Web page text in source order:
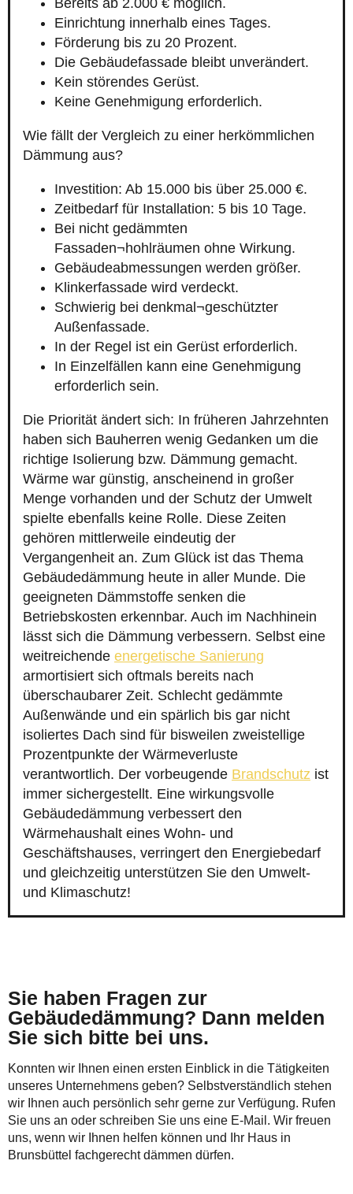
Bereits ab 2.000 € möglich.
Einrichtung innerhalb eines Tages.
Förderung bis zu 20 Prozent.
Die Gebäudefassade bleibt unverändert.
Kein störendes Gerüst.
Keine Genehmigung erforderlich.
Wie fällt der Vergleich zu einer herkömmlichen
Dämmung aus?
Investition: Ab 15.000 bis über 25.000 €.
Zeitbedarf für Installation: 5 bis 10 Tage.
Bei nicht gedämmten
Fassaden¬hohlräumen ohne Wirkung.
Gebäudeabmessungen werden größer.
Klinkerfassade wird verdeckt.
Schwierig bei denkmal¬geschützter
Außenfassade.
In der Regel ist ein Gerüst erforderlich.
In Einzelfällen kann eine Genehmigung
erforderlich sein.
Die Priorität ändert sich: In früheren Jahrzehnten
haben sich Bauherren wenig Gedanken um die
richtige Isolierung bzw. Dämmung gemacht.
Wärme war günstig, anscheinend in großer
Menge vorhanden und der Schutz der Umwelt
spielte ebenfalls keine Rolle. Diese Zeiten
gehören mittlerweile eindeutig der
Vergangenheit an. Zum Glück ist das Thema
Gebäudedämmung heute in aller Munde. Die
geeigneten Dämmstoffe senken die
Betriebskosten erkennbar. Auch im Nachhinein
lässt sich die Dämmung verbessern. Selbst eine
weitreichende energetische Sanierung
armortisiert sich oftmals bereits nach
überschaubarer Zeit. Schlecht gedämmte
Außenwände und ein spärlich bis gar nicht
isoliertes Dach sind für bisweilen zweistellige
Prozentpunkte der Wärmeverluste
verantwortlich. Der vorbeugende Brandschutz ist
immer sichergestellt. Eine wirkungsvolle
Gebäudedämmung verbessert den
Wärmehaushalt eines Wohn- und
Geschäftshauses, verringert den Energiebedarf
und gleichzeitig unterstützen Sie den Umwelt-
und Klimaschutz!
Sie haben Fragen zur
Gebäudedämmung? Dann melden
Sie sich bitte bei uns.
Konnten wir Ihnen einen ersten Einblick in die Tätigkeiten
unseres Unternehmens geben? Selbstverständlich stehen
wir Ihnen auch persönlich sehr gerne zur Verfügung. Rufen
Sie uns an oder schreiben Sie uns eine E-Mail. Wir freuen
uns, wenn wir Ihnen helfen können und Ihr Haus in
Brunsbüttel fachgerecht dämmen dürfen.